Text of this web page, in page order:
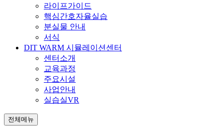
라이프가이드
핵심간호자율실습
분실물 안내
서식
DIT WARM 시뮬레이션센터
센터소개
교육과정
주요시설
사업안내
실습실VR
전체메뉴